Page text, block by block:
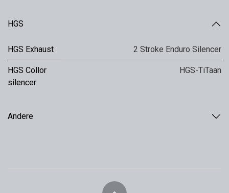
HGS
HGS Exhaust 2 Stroke Enduro Silencer
HGS Collor
silencer
HGS-TiTaan
Andere